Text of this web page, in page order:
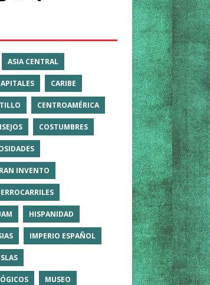
ASIA CENTRAL
CARIBE
CENTROAMÉRICA
COSTUMBRES
INVENTO
HISPANIDAD
IMPERIO ESPAÑOL
MUSEO